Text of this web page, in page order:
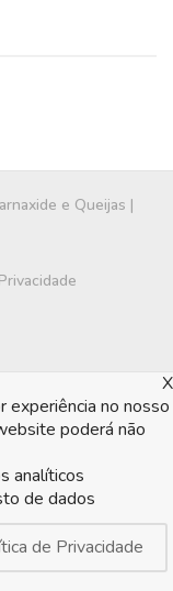
e Queijas |
X
experiência no nosso
poderá não
de Privacidade
analíticos
de dados